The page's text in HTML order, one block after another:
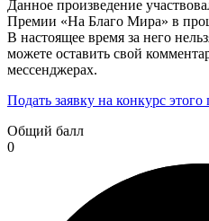
Данное произведение
Премии «На Благо Мира» в
В настоящее время за него
можете оставить свой
мессенджерах.
Подать заявку на конкурс
Общий балл
0